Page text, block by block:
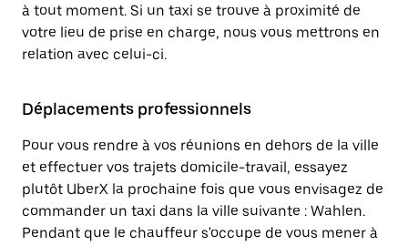
à tout moment. Si un taxi se trouve à proximité de
votre lieu de prise en charge, nous vous mettrons en
relation avec celui-ci.
Déplacements professionnels
Pour vous rendre à vos réunions en dehors de la ville
et effectuer vos trajets domicile-travail, essayez
plutôt UberX la prochaine fois que vous envisagez de
commander un taxi dans la ville suivante : Wahlen.
Pendant que le chauffeur s'occupe de vous mener à